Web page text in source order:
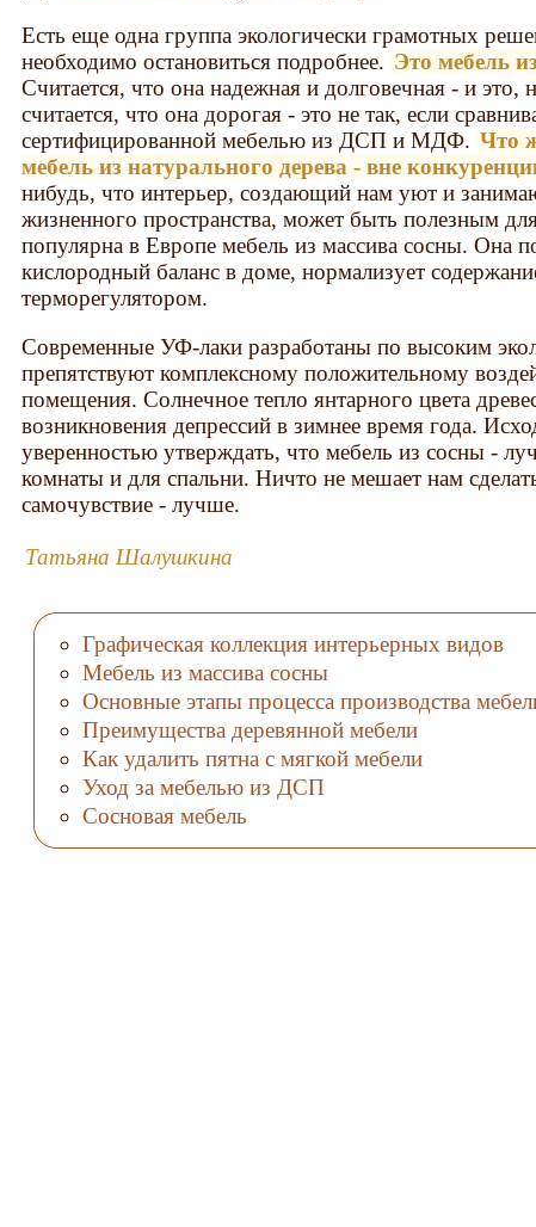
Есть еще одна группа экологически грамотных
необходимо остановиться подробнее. Это мебель
Считается, что она надежная и долговечная - и это,
считается, что она дорогая - это не так, если
сертифицированной мебелью из ДСП и МДФ. Что
мебель из натурального дерева - вне
нибудь, что интерьер, создающий нам уют и
жизненного пространства, может быть полезным
популярна в Европе мебель из массива сосны. Она
кислородный баланс в доме, нормализует
терморегулятором.
Современные УФ-лаки разработаны по высоким
препятствуют комплексному положительному
помещения. Солнечное тепло янтарного цвета
возникновения депрессий в зимнее время года.
уверенностью утверждать, что мебель из сосны -
комнаты и для спальни. Ничто не мешает нам
самочувствие - лучше.
Татьяна Шалушкина
Графическая коллекция интерьерных видов
Мебель из массива сосны
Основные этапы процесса производства
Преимущества деревянной мебели
Как удалить пятна с мягкой мебели
Уход за мебелью из ДСП
Сосновая мебель